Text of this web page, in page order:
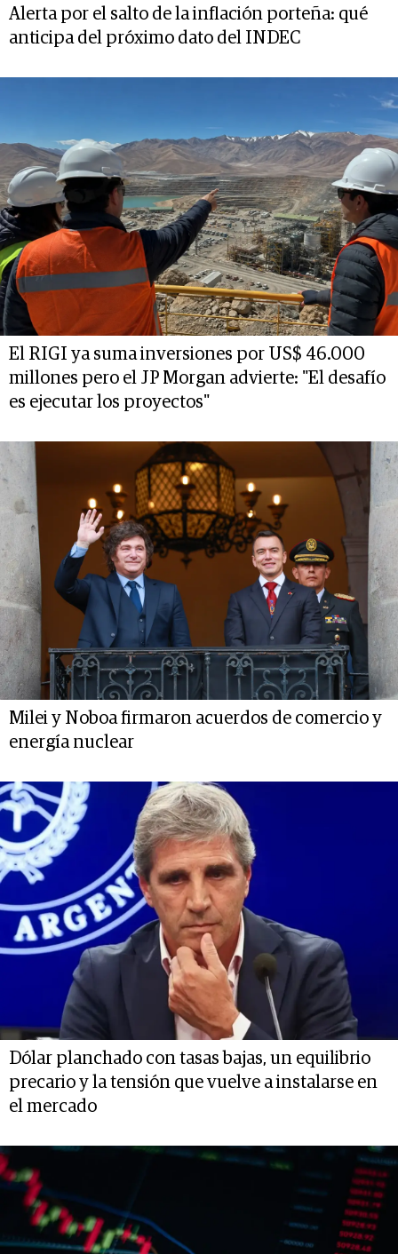
Alerta por el salto de la inflación porteña: qué
anticipa del próximo dato del INDEC
El RIGI ya suma inversiones por US$ 46.000
millones pero el JP Morgan advierte: "El desafío
es ejecutar los proyectos"
Milei y Noboa firmaron acuerdos de comercio y
energía nuclear
Dólar planchado con tasas bajas, un equilibrio
precario y la tensión que vuelve a instalarse en
el mercado